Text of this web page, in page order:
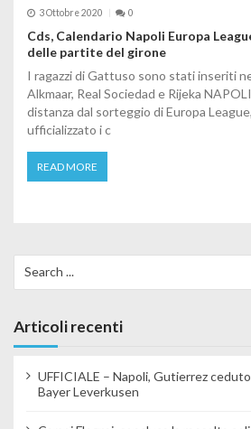
3 Ottobre 2020 0
Cds, Calendario Napoli Europa
delle partite del girone
I ragazzi di Gattuso sono stati inseriti
Alkmaar, Real Sociedad e Rijeka
distanza dal sorteggio di Europa
ufficializzato i c
READ MORE
Articoli recenti
UFFICIALE – Napoli, Gutierrez
Bayer Leverkusen